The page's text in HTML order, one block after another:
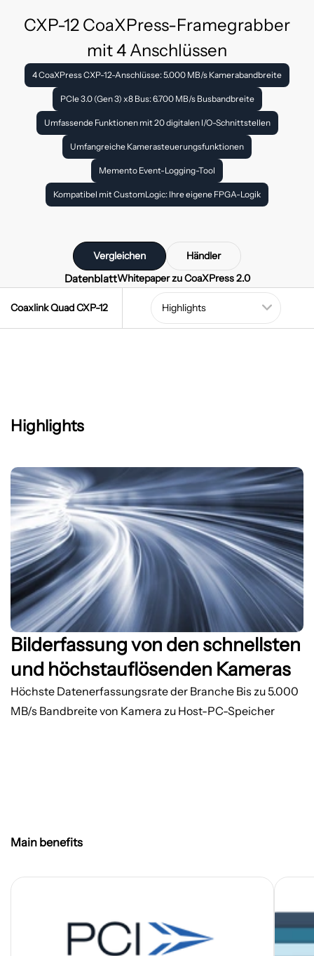
CXP-12 CoaXPress-Framegrabber
mit 4 Anschlüssen
4 CoaXPress CXP-12-Anschlüsse: 5.000 MB/s Kamerabandbreite
PCIe 3.0 (Gen 3) x8 Bus: 6.700 MB/s Busbandbreite
Umfassende Funktionen mit 20 digitalen I/O-Schnittstellen
Umfangreiche Kamerasteuerungsfunktionen
Memento Event-Logging-Tool
Kompatibel mit CustomLogic: Ihre eigene FPGA-Logik
DatenblattWhitepaper zu CoaXPress 2.0
Vergleichen Händler
Coaxlink Quad CXP-12
Highlights
Bilderfassung von den schnellsten
und höchstauflösenden Kameras
Höchste Datenerfassungsrate der BrancheBis zu 5.000
MB/s Bandbreite von Kamera zu Host-PC-Speicher
Main benefits